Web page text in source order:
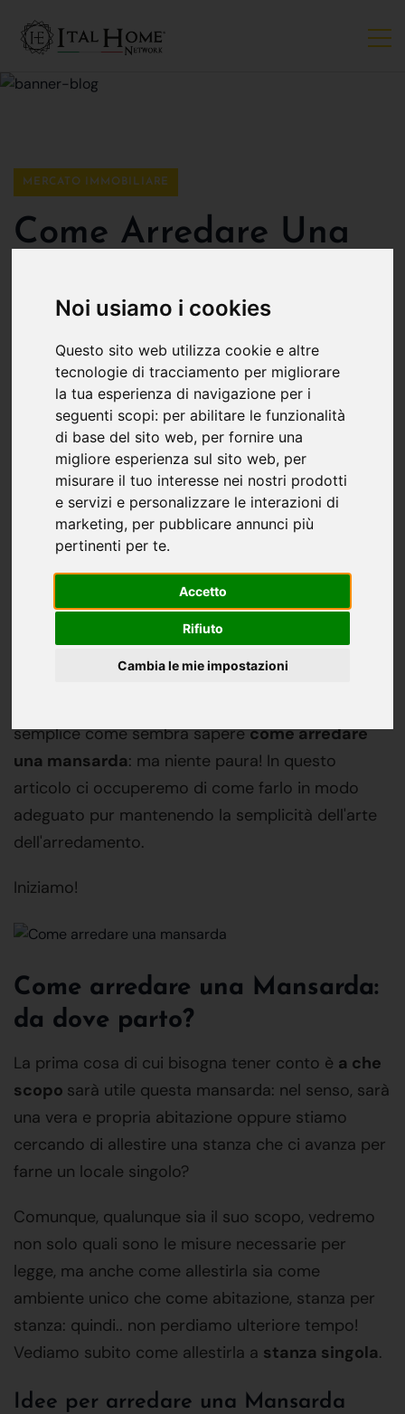
Noi usiamo i cookies
Questo sito web utilizza cookie e altre
tecnologie di tracciamento per migliorare
la tua esperienza di navigazione per i
seguenti scopi: per abilitare le funzionalità
di base del sito web, per fornire una
migliore esperienza sul sito web, per
misurare il tuo interesse nei nostri prodotti
e servizi e personalizzare le interazioni di
marketing, per pubblicare annunci più
pertinenti per te.
Accetto
Rifiuto
Cambia le mie impostazioni
MERCATO IMMOBILIARE
Come Arredare Una
Hai affittato una mansarda e
non sai come arredarla?
Oppure stai riprendendo in
mano quella che ormai usavi
solo come cantina? Qualunque
sia il motivo, non importa: ecco
qualche semplice passo per
capire come arredare una
mansarda!
semplice come sembra saperecome arredare
una mansarda: ma niente paura! In questo
articolo ci occuperemo di come farlo in modo
adeguato pur mantenendo la semplicità dell'arte
dell'arredamento.
Iniziamo!
Come arredare una Mansarda:
da dove parto?
La prima cosa di cui bisogna tener conto è a che
scopo sarà utile questa mansarda: nel senso, sarà
una vera e propria abitazione oppure stiamo
cercando di allestire una stanza che ci avanza per
farne un locale singolo?
Comunque, qualunque sia il suo scopo, vedremo
non solo quali sono le misure necessarie per
legge, ma anche come allestirla sia come
ambiente unico che come abitazione, stanza per
stanza: quindi.. non perdiamo ulteriore tempo!
Vediamo subito come allestirla a stanza singola.
Idee per arredare una Mansarda